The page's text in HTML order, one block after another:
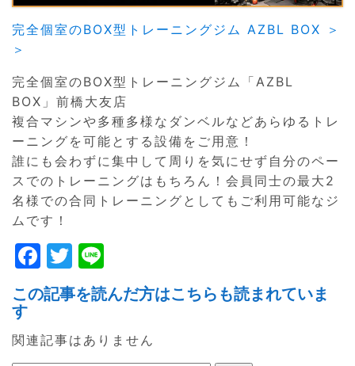
完全個室のBOX型トレーニングジム AZBL BOX ＞
＞
完全個室のBOX型トレーニングジム「AZBL
BOX」前橋大友店
複合マシンや多種多様なダンベルなどあらゆるトレ
ーニングを可能とする設備をご用意！
誰にも会わずに集中して周りを気にせず自分のペー
スでのトレーニングはもちろん！会員同士の最大2
名様での合同トレーニングとしてもご利用可能なジ
ムです！
F
a
c
e
b
T
w
itt
er
n
e
この記事を読んだ方はこちらも読まれていま
す
関連記事はありません